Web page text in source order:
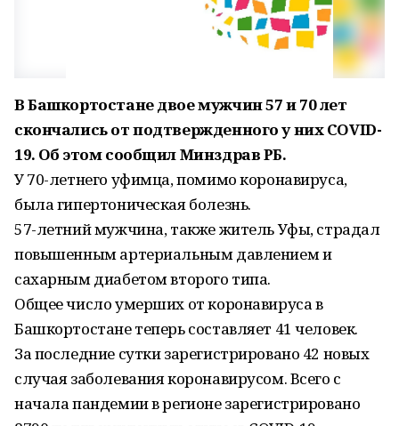
В Башкортостане двое мужчин 57 и 70 лет
скончались от подтвержденного у них COVID-
19. Об этом сообщил Минздрав РБ.
У 70-летнего уфимца, помимо коронавируса,
была гипертоническая болезнь.
57-летний мужчина, также житель Уфы, страдал
повышенным артериальным давлением и
сахарным диабетом второго типа.
Общее число умерших от коронавируса в
Башкортостане теперь составляет 41 человек.
За последние сутки зарегистрировано 42 новых
случая заболевания коронавирусом. Всего с
начала пандемии в регионе зарегистрировано